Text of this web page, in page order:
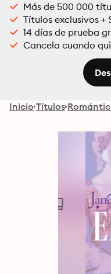
Más de 500 000
Títulos exclusivos
14 días de prueba
Cancela cuando
Inicio Títulos